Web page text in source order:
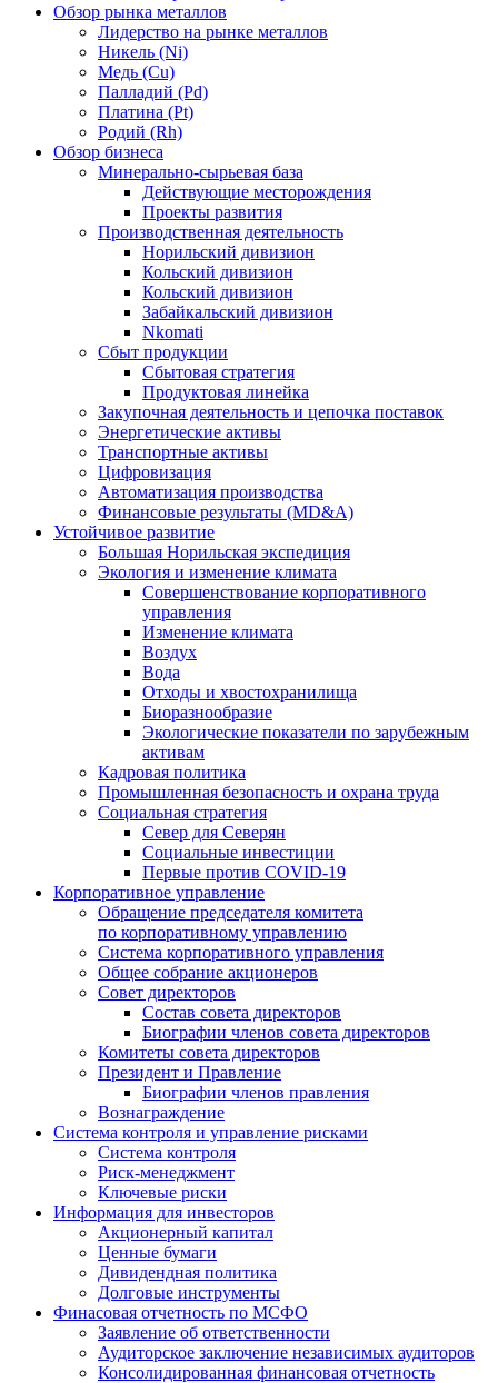
Обзор рынка металлов
Лидерство на рынке металлов
Никель (Ni)
Медь (Cu)
Палладий (Pd)
Платина (Pt)
Родий (Rh)
Обзор бизнеса
Минерально-сырьевая база
Действующие месторождения
Проекты развития
Производственная деятельность
Норильский дивизион
Кольский дивизион
Кольский дивизион
Забайкальский дивизион
Nkomati
Сбыт продукции
Сбытовая стратегия
Продуктовая линейка
Закупочная деятельность и цепочка поставок
Энергетические активы
Транспортные активы
Цифровизация
Автоматизация производства
Финансовые результаты (MD&A)
Устойчивое развитие
Большая Норильская экспедиция
Экология и изменение климата
Совершенствование корпоративного
управления
Изменение климата
Воздух
Вода
Отходы и хвостохранилища
Биоразнообразие
Экологические показатели по зарубежным
активам
Кадровая политика
Промышленная безопасность и охрана труда
Социальная стратегия
Север для Северян
Социальные инвестиции
Первые против COVID‑19
Корпоративное управление
Обращение председателя комитета
по корпоративному управлению
Система корпоративного управления
Общее собрание акционеров
Совет директоров
Состав совета директоров
Биографии членов совета директоров
Комитеты совета директоров
Президент и Правление
Биографии членов правления
Вознаграждение
Система контроля и управление рисками
Система контроля
Риск-менеджмент
Ключевые риски
Информация для инвесторов
Акционерный капитал
Ценные бумаги
Дивидендная политика
Долговые инструменты
Финасовая отчетность по МСФО
Заявление об ответственности
Аудиторское заключение независимых аудиторов
Консолидированная финансовая отчетность